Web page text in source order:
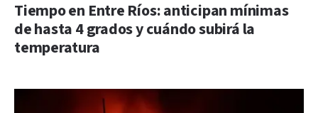
Tiempo en Entre Ríos: anticipan mínimas
de hasta 4 grados y cuándo subirá la
temperatura